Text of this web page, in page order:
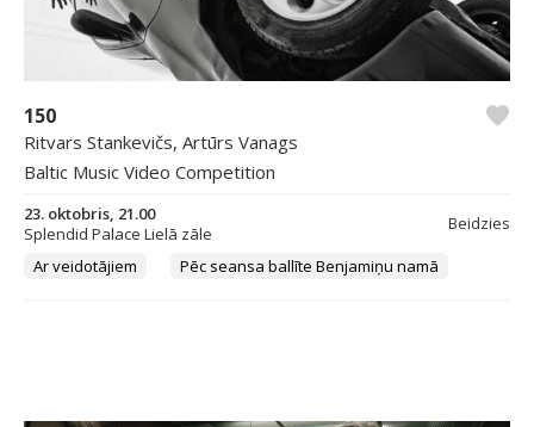
150
Ritvars Stankevičs, Artūrs Vanags
Baltic Music Video Competition
23. oktobris, 21.00
Splendid Palace Lielā zāle
Beidzies
Ar veidotājiem
Pēc seansa ballīte Benjamiņu namā